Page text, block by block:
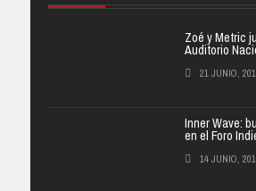
Zoé y Metric
Auditorio
21 JUNIO,
Inner Wave:
en el Foro
14 JUNIO,